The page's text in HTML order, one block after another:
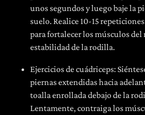
unos segundos y luego baje la
suelo. Realice 10-15
para fortalecer los músculos
estabilidad de la rodilla.
Ejercicios de cuádriceps:
piernas extendidas hacia
toalla enrollada debajo de la
Lentamente, contraiga los